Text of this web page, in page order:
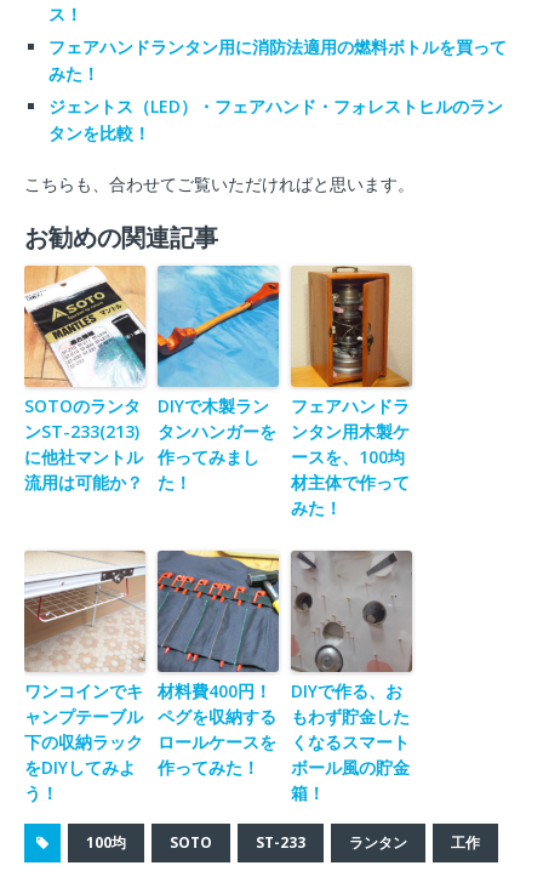
ス！
フェアハンドランタン用に消防法適用の燃料ボトルを買って
みた！
ジェントス（LED）・フェアハンド・フォレストヒルのラン
タンを比較！
こちらも、合わせてご覧いただければと思います。
お勧めの関連記事
SOTOのランタ
ンST-233(213)
に他社マントル
流用は可能か？
DIYで木製ラン
タンハンガーを
作ってみまし
た！
フェアハンドラ
ンタン用木製ケ
ースを、100均
材主体で作って
みた！
ワンコインでキ
ャンプテーブル
下の収納ラック
をDIYしてみよ
う！
材料費400円！
ペグを収納する
ロールケースを
作ってみた！
DIYで作る、お
もわず貯金した
くなるスマート
ボール風の貯金
箱！
100均 SOTO ST-233 ランタン 工作